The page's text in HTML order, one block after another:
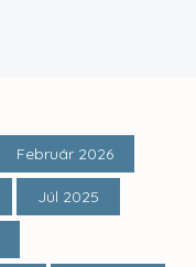
Február 2026
Júl 2025